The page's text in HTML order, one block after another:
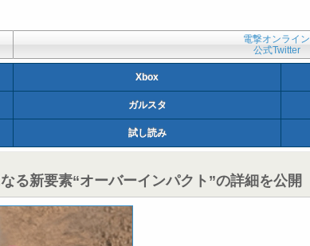
電撃オンライン
公式Twitter
Xbox
ガルスタ
試し読み
る新要素“オーバーインパクト”の詳細を公開